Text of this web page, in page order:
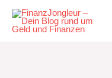
Inhalt
springen